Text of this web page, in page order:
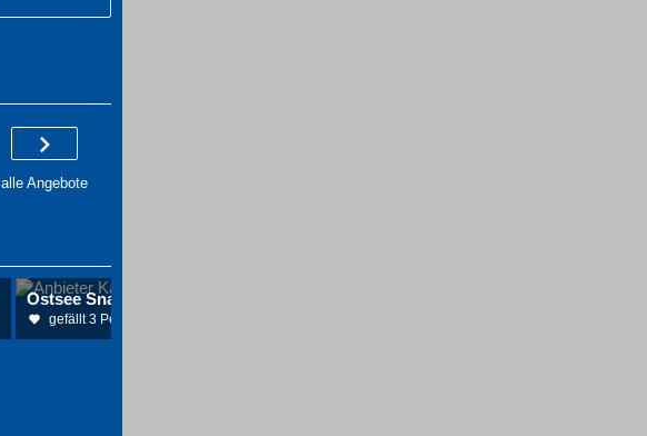
alle Angebote
Ostsee Snack
gefällt 3 Personen